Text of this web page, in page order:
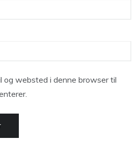
og websted i denne browser til